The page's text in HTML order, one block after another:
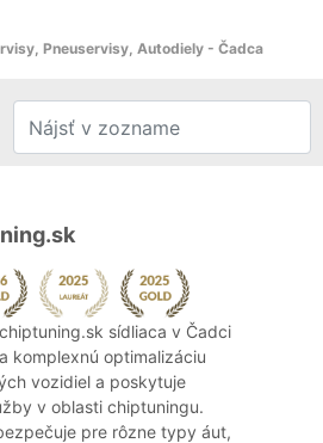
Pneuservisy, Autodiely - Čadca
sídliaca v Čadci
komplexnú optimalizáciu
vozidiel a poskytuje
v oblasti chiptuningu.
pre rôzne typy áut,